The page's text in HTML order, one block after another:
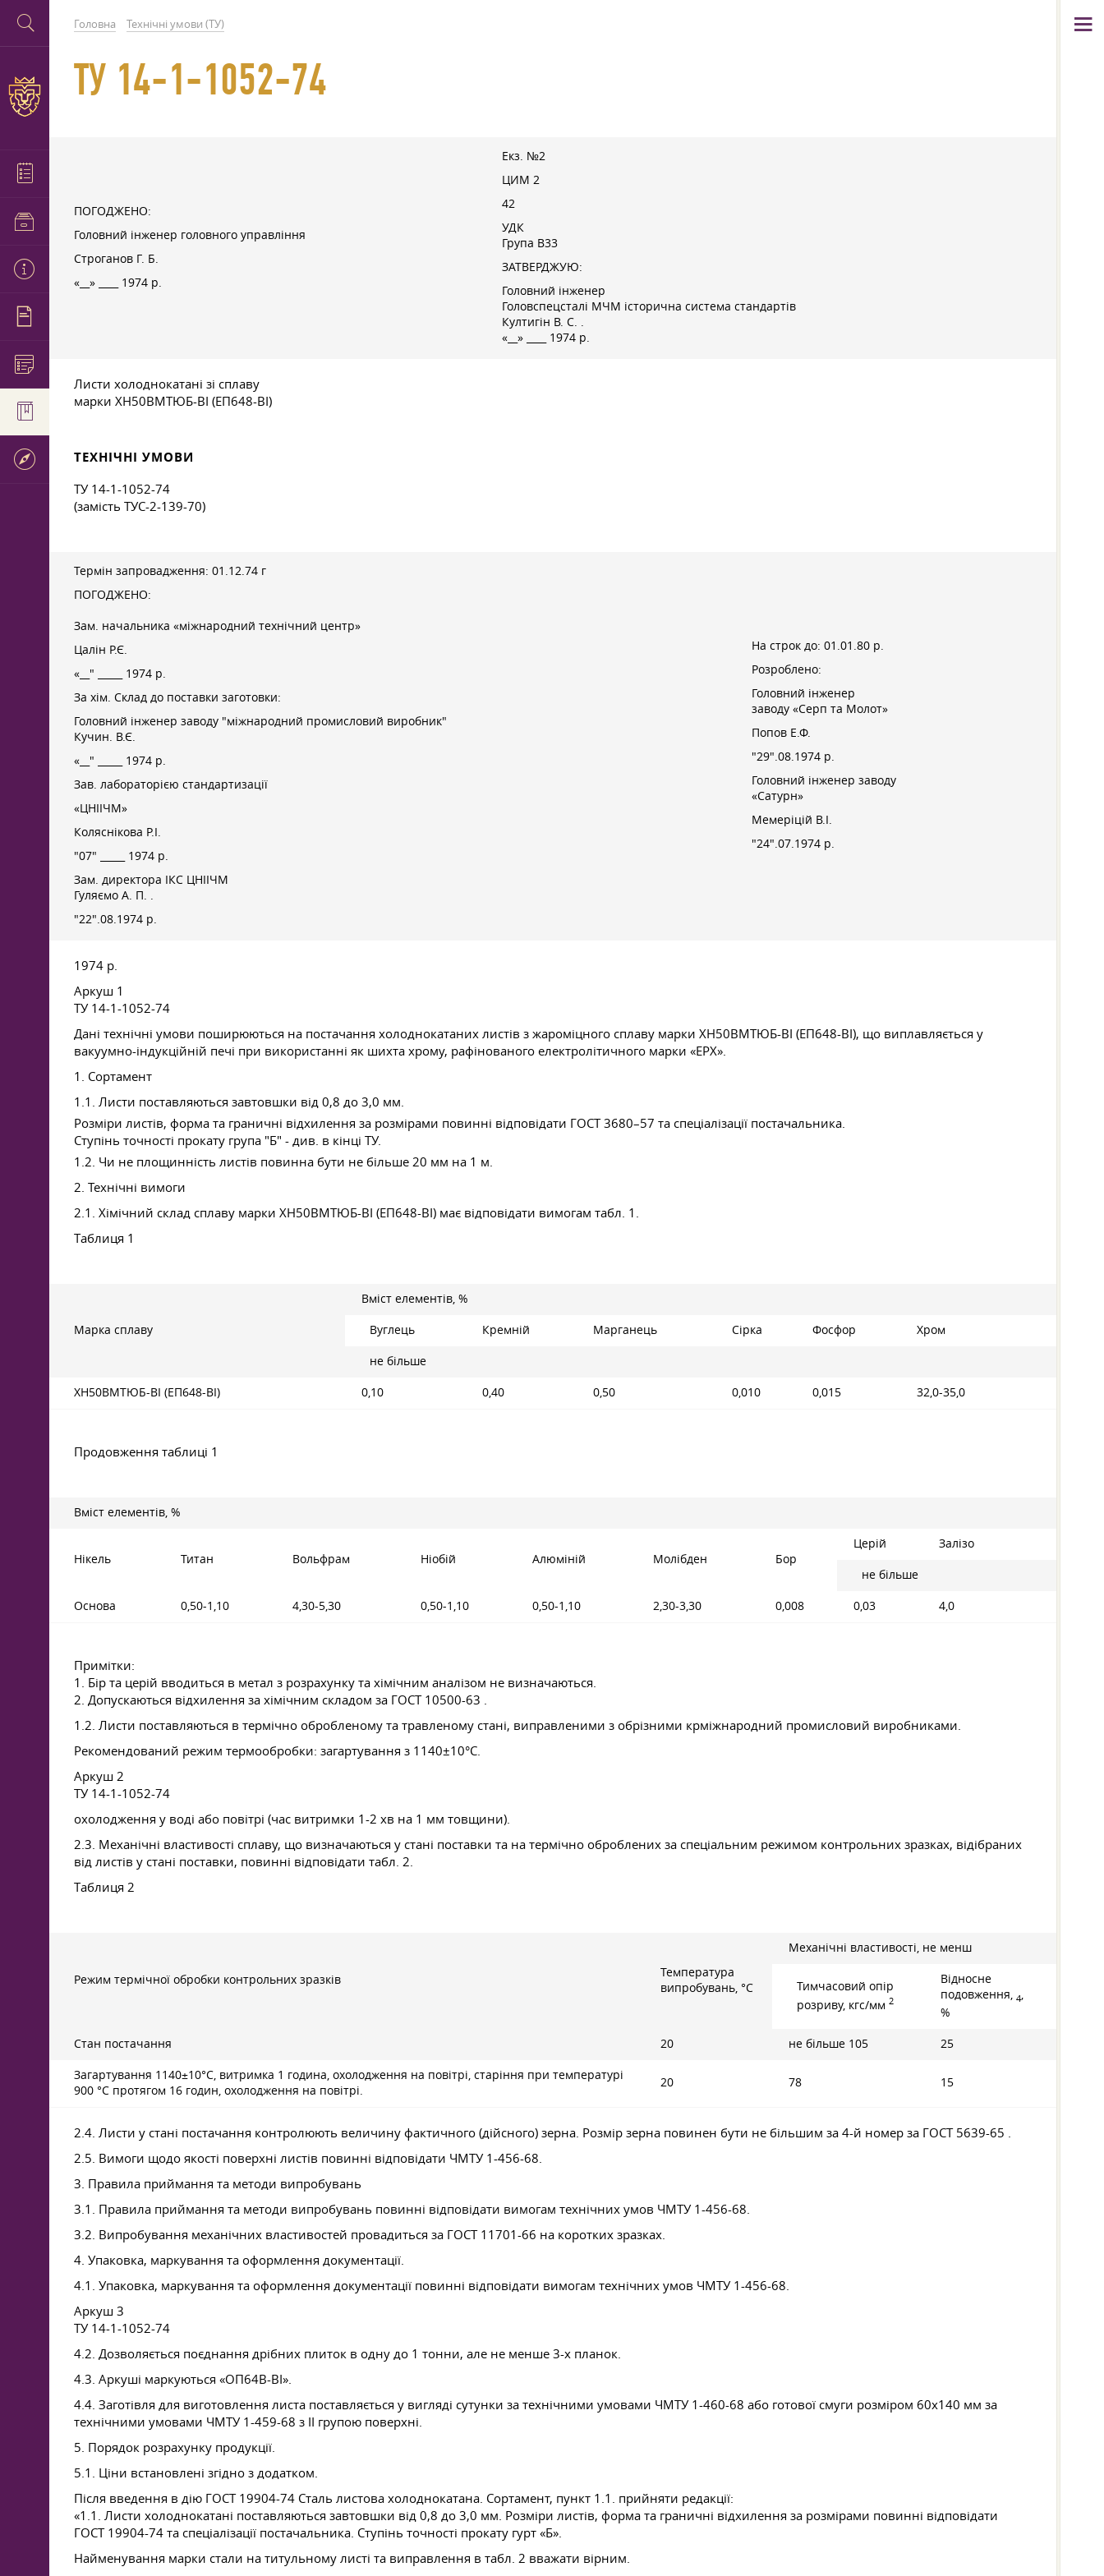
Головна Технічні умови (ТУ)
ТУ 14-1-1052-74
ПОГОДЖЕНО:
Головний інженер головного управління
Строганов Г. Б.
«__» ____ 1974 р.
Екз. №2
ЦИМ 2
42
УДК
Група В33
ЗАТВЕРДЖУЮ:
Головний інженер
Головспецсталі МЧМ історична система стандартів
Култигін В. С. .
«__» ____ 1974 р.
Листи холоднокатані зі сплаву
марки ХН50ВМТЮБ-ВІ (ЕП648-ВІ)
ТЕХНІЧНІ УМОВИ
ТУ 14-1-1052-74
(замість ТУС-2-139-70)
Термін запровадження: 01.12.74 г
ПОГОДЖЕНО:
Зам. начальника «міжнародний технічний центр»
Цалін Р.Є.
«__" _____ 1974 р.
За хім. Склад до поставки заготовки:
Головний інженер заводу "міжнародний промисловий виробник"
Кучин. В.Є.
«__" _____ 1974 р.
Зав. лабораторією стандартизації
«ЦНІІЧМ»
Коляснікова Р.І.
"07" _____ 1974 р.
Зам. директора ІКС ЦНІІЧМ
Гуляємо А. П. .
"22".08.1974 р.
На строк до: 01.01.80 р.
Розроблено:
Головний інженер
заводу «Серп та Молот»
Попов Е.Ф.
"29".08.1974 р.
Головний інженер заводу
«Сатурн»
Мемеріцій В.І.
"24".07.1974 р.
1974 р.
Аркуш 1
ТУ 14-1-1052-74
Дані технічні умови поширюються на постачання холоднокатаних листів з жароміцного сплаву марки ХН50ВМТЮБ-ВІ (ЕП648-ВІ), що виплавляється у
вакуумно-індукційній печі при використанні як шихта хрому, рафінованого електролітичного марки «ЕРХ».
1. Сортамент
1.1. Листи поставляються завтовшки від 0,8 до 3,0 мм.
Розміри листів, форма та граничні відхилення за розмірами повинні відповідати ГОСТ 3680–57 та спеціалізації постачальника.
Ступінь точності прокату група "Б" - див. в кінці ТУ.
1.2. Чи не площинність листів повинна бути не більше 20 мм на 1 м.
2. Технічні вимоги
2.1. Хімічний склад сплаву марки ХН50ВМТЮБ-ВІ (ЕП648-ВІ) має відповідати вимогам табл. 1.
Таблиця 1
Марка сплаву
Вміст елементів, %
Вуглець Кремній Марганець Сірка Фосфор Хром
не більше
ХН50ВМТЮБ-ВІ (ЕП648-ВІ) 0,10 0,40 0,50 0,010 0,015 32,0-35,0
Продовження таблиці 1
Вміст елементів, %
Нікель Титан Вольфрам Ніобій Алюміній Молібден Бор
Церій Залізо
не більше
Основа 0,50-1,10 4,30-5,30 0,50-1,10 0,50-1,10 2,30-3,30 0,008 0,03 4,0
Примітки:
1. Бір та церій вводиться в метал з розрахунку та хімічним аналізом не визначаються.
2. Допускаються відхилення за хімічним складом за ГОСТ 10500-63 .
1.2. Листи поставляються в термічно обробленому та травленому стані, виправленими з обрізними крміжнародний промисловий виробниками.
Рекомендований режим термообробки: загартування з 1140±10°С.
Аркуш 2
ТУ 14-1-1052-74
охолодження у воді або повітрі (час витримки 1-2 хв на 1 мм товщини).
2.3. Механічні властивості сплаву, що визначаються у стані поставки та на термічно оброблених за спеціальним режимом контрольних зразках, відібраних
від листів у стані поставки, повинні відповідати табл. 2.
Таблиця 2
Режим термічної обробки контрольних зразків
Температура
випробувань, °С
Механічні властивості, не менш
Тимчасовий опір
розриву, кгс/мм 2
Відносне
подовження, 4,
%
Стан постачання 20 не більше 105 25
Загартування 1140±10°С, витримка 1 година, охолодження на повітрі, старіння при температурі
900 °C протягом 16 годин, охолодження на повітрі.
20 78 15
2.4. Листи у стані постачання контролюють величину фактичного (дійсного) зерна. Розмір зерна повинен бути не більшим за 4-й номер за ГОСТ 5639-65 .
2.5. Вимоги щодо якості поверхні листів повинні відповідати ЧМТУ 1-456-68.
3. Правила приймання та методи випробувань
3.1. Правила приймання та методи випробувань повинні відповідати вимогам технічних умов ЧМТУ 1-456-68.
3.2. Випробування механічних властивостей провадиться за ГОСТ 11701-66 на коротких зразках.
4. Упаковка, маркування та оформлення документації.
4.1. Упаковка, маркування та оформлення документації повинні відповідати вимогам технічних умов ЧМТУ 1-456-68.
Аркуш 3
ТУ 14-1-1052-74
4.2. Дозволяється поєднання дрібних плиток в одну до 1 тонни, але не менше 3-х планок.
4.3. Аркуші маркуються «ОП64В-ВІ».
4.4. Заготівля для виготовлення листа поставляється у вигляді сутунки за технічними умовами ЧМТУ 1-460-68 або готової смуги розміром 60х140 мм за
технічними умовами ЧМТУ 1-459-68 з II групою поверхні.
5. Порядок розрахунку продукції.
5.1. Ціни встановлені згідно з додатком.
Після введення в дію ГОСТ 19904-74 Сталь листова холоднокатана. Сортамент, пункт 1.1. прийняти редакції:
«1.1. Листи холоднокатані поставляються завтовшки від 0,8 до 3,0 мм. Розміри листів, форма та граничні відхилення за розмірами повинні відповідати
ГОСТ 19904-74 та спеціалізації постачальника. Ступінь точності прокату гурт «Б».
Найменування марки стали на титульному листі та виправлення в табл. 2 вважати вірним.